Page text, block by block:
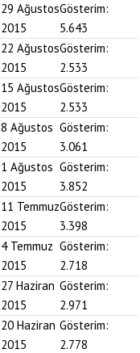
29 Ağustos
2015
Gösterim:
5.643
22 Ağustos
2015
Gösterim:
2.533
15 Ağustos
2015
Gösterim:
2.533
8 Ağustos
2015
Gösterim:
3.061
1 Ağustos
2015
Gösterim:
3.852
11 Temmuz
2015
Gösterim:
3.398
4 Temmuz
2015
Gösterim:
2.718
27 Haziran
2015
Gösterim:
2.971
20 Haziran
2015
Gösterim:
2.778